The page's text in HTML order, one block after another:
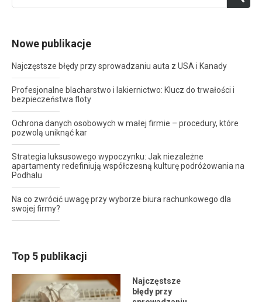
for:
Nowe publikacje
Najczęstsze błędy przy sprowadzaniu auta z USA i Kanady
Profesjonalne blacharstwo i lakiernictwo: Klucz do trwałości i
bezpieczeństwa floty
Ochrona danych osobowych w małej firmie – procedury, które
pozwolą uniknąć kar
Strategia luksusowego wypoczynku: Jak niezależne
apartamenty redefiniują współczesną kulturę podróżowania na
Podhalu
Na co zwrócić uwagę przy wyborze biura rachunkowego dla
swojej firmy?
Top 5 publikacji
Najczęstsze
błędy przy